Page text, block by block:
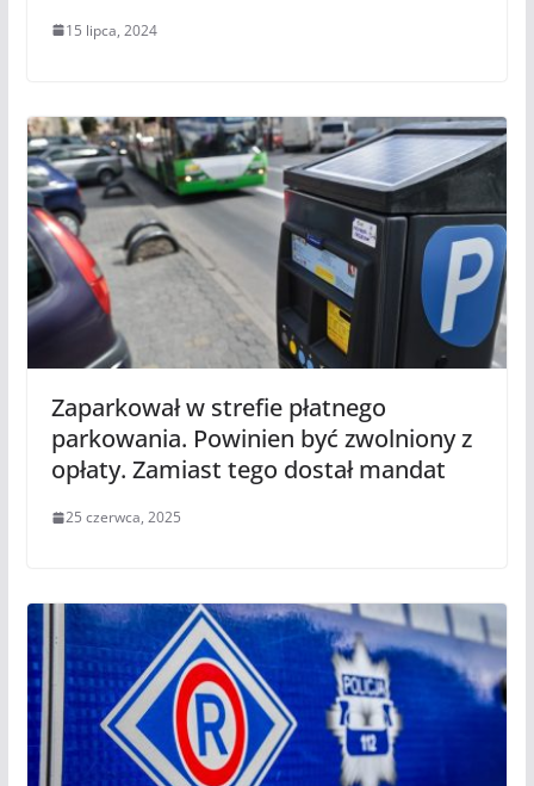
15 lipca, 2024
Zaparkował w strefie płatnego
parkowania. Powinien być zwolniony z
opłaty. Zamiast tego dostał mandat
25 czerwca, 2025